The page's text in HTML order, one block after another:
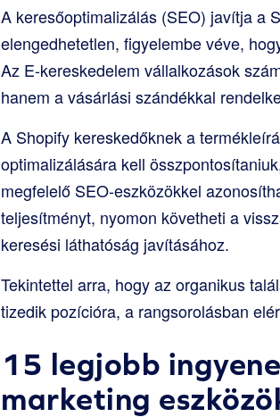
A keresőoptimalizálás (SEO) javítja a
elengedhetetlen, figyelembe véve,
Az E-kereskedelem vállalkozások
hanem a vásárlási szándékkal
A Shopify kereskedőknek a
optimalizálására kell
megfelelő SEO-eszközökkel
teljesítményt, nyomon követheti a
keresési láthatóság javításához.
Tekintettel arra, hogy az organikus
tizedik pozícióra, a rangsorolásban
15 legjobb
marketing